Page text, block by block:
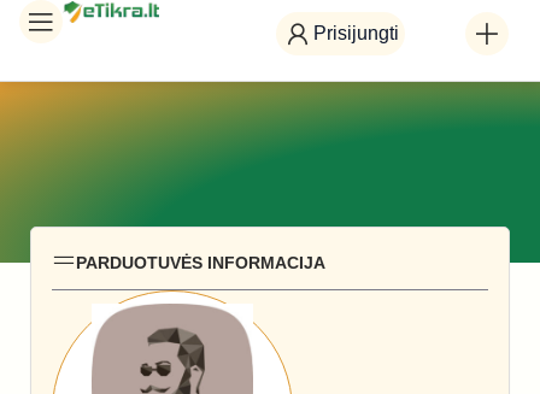
Prisijungti
PARDUOTUVĖS INFORMACIJA